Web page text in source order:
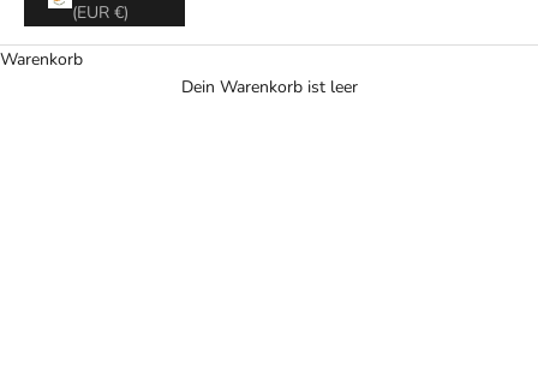
(EUR €)
Warenkorb
Dein Warenkorb ist leer